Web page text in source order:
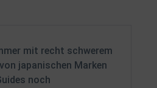
mit recht schwerem
japanischen Marken
noch